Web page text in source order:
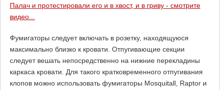
Палач и протестировали его и в хвост, и в гриву - смотрите
видео...
Фумигаторы следует включать в розетку, находящуюся
максимально близко к кровати. Отпугивающие секции
следует вешать непосредственно на нижние перекладины
каркаса кровати. Для такого кратковременного отпугивания
клопов можно использовать фумигаторы Mosquitall, Raptor и